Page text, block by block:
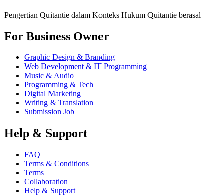
Pengertian Quitantie dalam Konteks Hukum Quitantie berasal
For Business Owner
Graphic Design & Branding
Web Development & IT Programming
Music & Audio
Programming & Tech
Digital Marketing
Writing & Translation
Submission Job
Help & Support
FAQ
Terms & Conditions
Terms
Collaboration
Help & Support